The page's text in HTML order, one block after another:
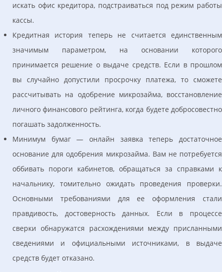
искать офис кредитора, подстраиваться под режим работы
кассы.
Кредитная история теперь не считается единственным
значимым параметром, на основании которого
принимается решение о выдаче средств. Если в прошлом
вы случайно допустили просрочку платежа, то сможете
рассчитывать на одобрение микрозайма, восстановление
личного финансового рейтинга, когда будете добросовестно
погашать задолженность.
Минимум бумаг — онлайн заявка теперь достаточное
основание для одобрения микрозайма. Вам не потребуется
оббивать пороги кабинетов, обращаться за справками к
начальнику, томительно ожидать проведения проверки.
Основными требованиями для ее оформления стали
правдивость, достоверность данных. Если в процессе
сверки обнаружатся расхождениями между присланными
сведениями и официальными источниками, в выдаче
средств будет отказано.